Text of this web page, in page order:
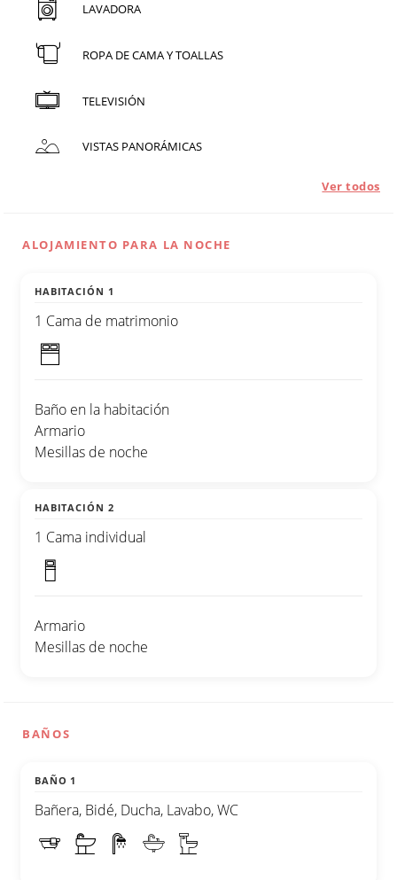
LAVADORA
ROPA DE CAMA Y TOALLAS
TELEVISIÓN
VISTAS PANORÁMICAS
Ver todos
ALOJAMIENTO PARA LA NOCHE
HABITACIÓN 1
1 Cama de matrimonio
Baño en la habitación
Armario
Mesillas de noche
HABITACIÓN 2
1 Cama individual
Armario
Mesillas de noche
BAÑOS
BAÑO 1
Bañera, Bidé, Ducha, Lavabo, WC